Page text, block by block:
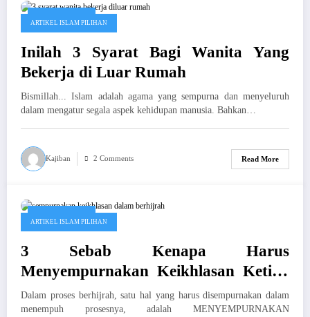
ARTIKEL ISLAM PILIHAN
Inilah 3 Syarat Bagi Wanita Yang
Bekerja di Luar Rumah
Bismillah... Islam adalah agama yang sempurna dan menyeluruh
dalam mengatur segala aspek kehidupan manusia. Bahkan…
Kajiban 2 Comments Read More
ARTIKEL ISLAM PILIHAN
3 Sebab Kenapa Harus
Menyempurnakan Keikhlasan Ketika
Berhijrah
Dalam proses berhijrah, satu hal yang harus disempurnakan dalam
menempuh prosesnya, adalah MENYEMPURNAKAN